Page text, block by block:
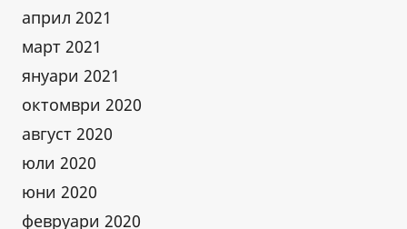
април 2021
март 2021
януари 2021
октомври 2020
август 2020
юли 2020
юни 2020
февруари 2020